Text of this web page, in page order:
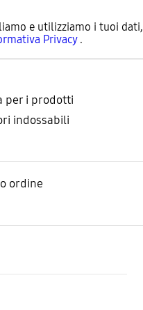
e utilizziamo i tuoi dati,
Privacy.
per i prodotti
indossabili
ordine